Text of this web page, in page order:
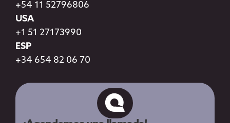
+54 11 52796806
USA
+1 51 27173990
ESP
+34 654 82 06 70